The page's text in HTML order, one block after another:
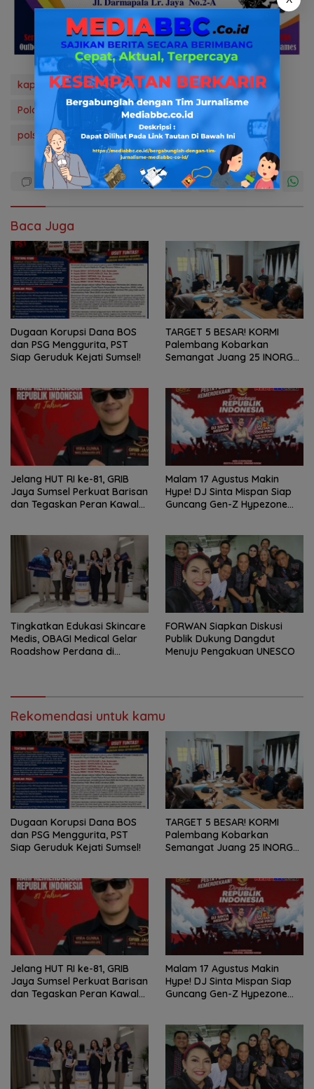
kapolsek ib 1palembang media bbc.co.id
news
Polda Sumsel
polrestabes Palembang
polsek ib1
Baca Juga
Dugaan Korupsi Dana BOS
dan PSG Menggurita, PST
Siap Geruduk Kejati Sumsel!
TARGET 5 BESAR! KORMI
Palembang Kobarkan
Semangat Juang 25 INORGA
Jelang HUT RI ke-81, GRIB
Jaya Sumsel Perkuat Barisan
dan Tegaskan Peran Kawal
Malam 17 Agustus Makin
Hype! DJ Sinta Mispan Siap
Guncang Gen-Z Hypezone
Tingkatkan Edukasi Skincare
Medis, OBAGI Medical Gelar
Roadshow Perdana di
FORWAN Siapkan Diskusi
Publik Dukung Dangdut
Menuju Pengakuan UNESCO
Rekomendasi untuk kamu
Dugaan Korupsi Dana BOS
dan PSG Menggurita, PST
Siap Geruduk Kejati Sumsel!
TARGET 5 BESAR! KORMI
Palembang Kobarkan
Semangat Juang 25 INORGA
Jelang HUT RI ke-81, GRIB
Jaya Sumsel Perkuat Barisan
dan Tegaskan Peran Kawal
Malam 17 Agustus Makin
Hype! DJ Sinta Mispan Siap
Guncang Gen-Z Hypezone